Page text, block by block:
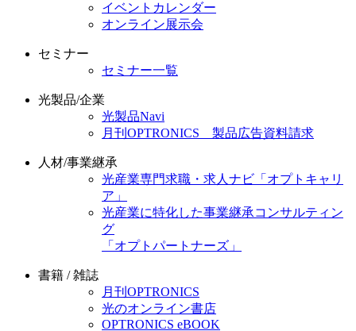
イベントカレンダー
オンライン展示会
セミナー
セミナー一覧
光製品/企業
光製品Navi
月刊OPTRONICS 製品広告資料請求
人材/事業継承
光産業専門求職・求人ナビ「オプトキャリ
ア」
光産業に特化した事業継承コンサルティン
グ
「オプトパートナーズ」
書籍 / 雑誌
月刊OPTRONICS
光のオンライン書店
OPTRONICS eBOOK